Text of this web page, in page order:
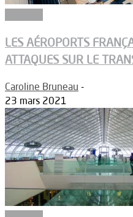
LES AÉROPORTS
ATTAQUES SUR LE
Caroline Bruneau -
23 mars 2021